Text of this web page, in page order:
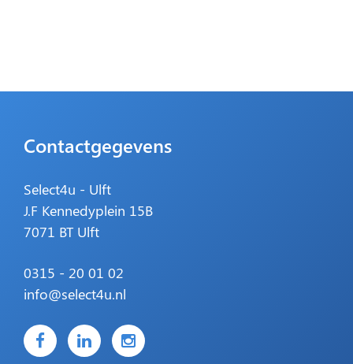
Contactgegevens
Select4u - Ulft
J.F Kennedyplein 15B
7071 BT Ulft
0315 - 20 01 02
info@select4u.nl